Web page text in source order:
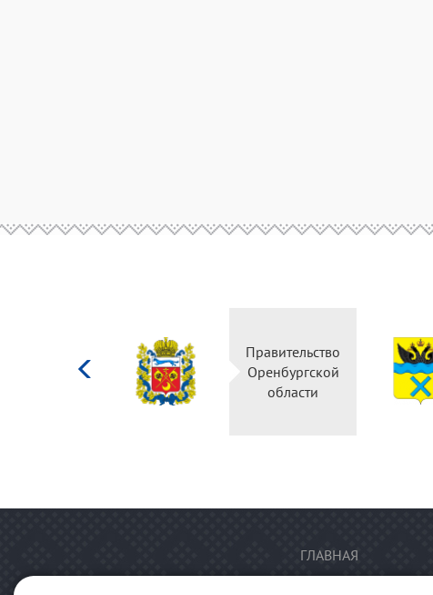
Министерство
культуры
Российской
федерации
Правительство
Оренбургской
ГЛАВНАЯ